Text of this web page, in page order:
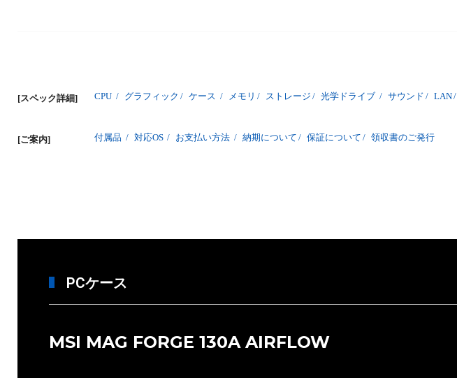
[スペック詳細] CPU / グラフィック / ケース / メモリ / ストレージ / 光学ドライブ / サウンド / LAN/
[ご案内] 付属品 / 対応OS / お支払い方法 / 納期について / 保証について / 領収書のご発行
PCケース
MSI MAG FORGE 130A AIRFLOW